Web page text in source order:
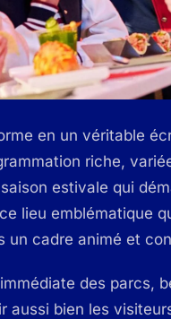
en un véritable
riche,
estivale qui
lieu emblématique
un cadre animé et
des parcs,
aussi bien les